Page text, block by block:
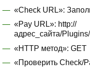
«Check URL»:
«Pay URL»: http://
адрес_сайта/
«HTTP метод»: GET
«Проверить Check/